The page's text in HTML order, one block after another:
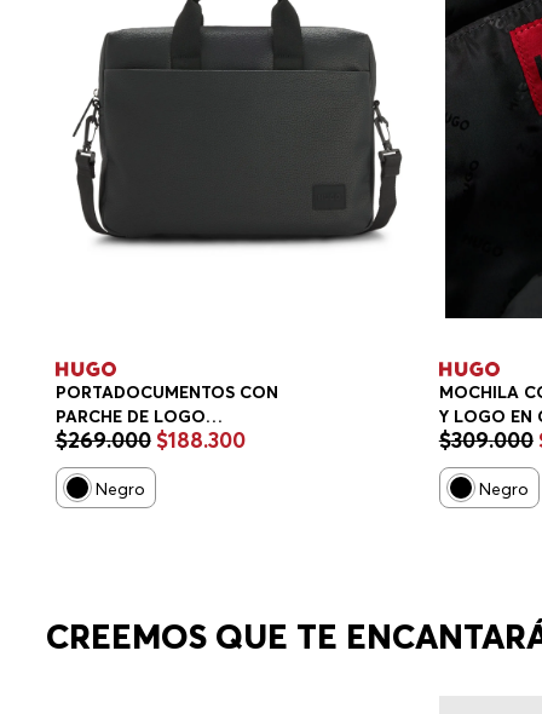
PORTADOCUMENTOS CON
PARCHE DE LOGO
PORTADOCUMENTOS HOMBRE
$269.000 $188.300
Negro
MOCHILA
Y LOGO EN
$309.000
Negro
CREEMOS QUE TE